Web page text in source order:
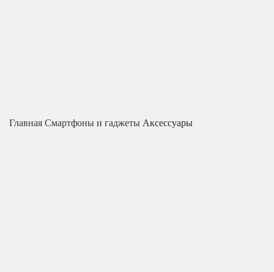
Главная Смартфоны и гаджеты Аксессуары